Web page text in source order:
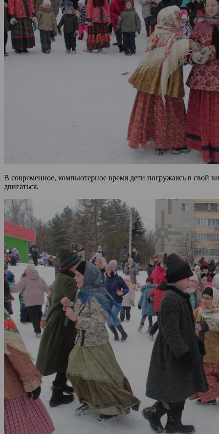
В современное, компьютерное время дети погружаясь в свой
двигаться.